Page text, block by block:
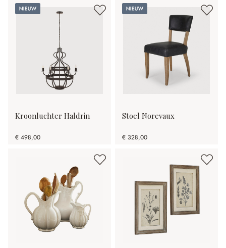
Nieuw
Kroonluchter Haldrin
€ 498,00
Nieuw
Stoel Norevaux
€ 328,00